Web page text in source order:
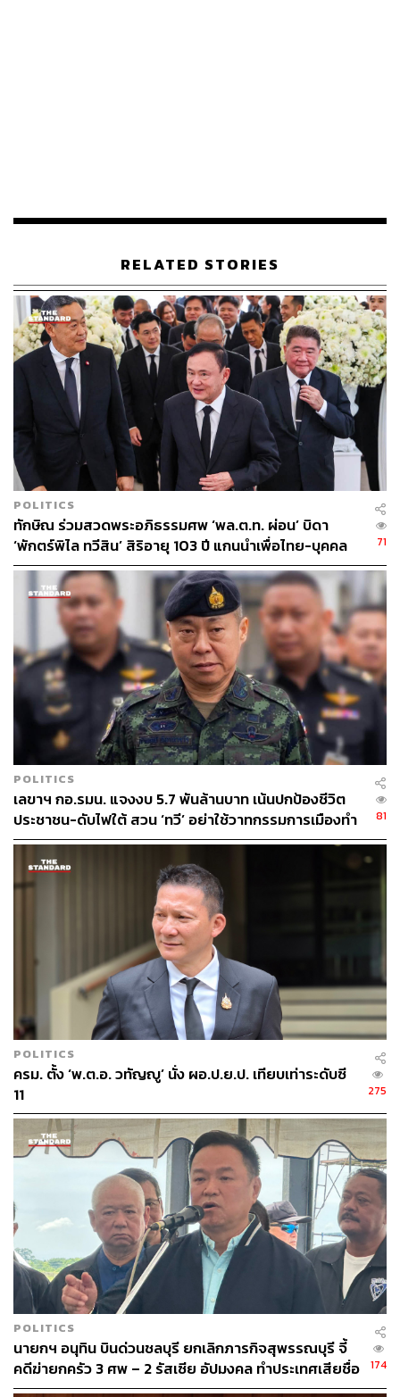
ใดๆ ที่จะสามารถสั่งการหรือมอบนโยบายให้กับภาครัฐได้
พ.ต.อ. ทวีกล่าวว่า แล้วแต่มุมมองและวิสัยทัศน์ที่จะรับฟังว่า
แก้ไขปัญหายาเสพติดอย่างไร ส่วนที่ไม่เชิญ แพทองธาร ชิน
วัตร นายกรัฐมนตรี มาแสดงวิสัยทัศน์เนื่องจากนายกรัฐมนตรี
ประชุมในเรื่องดังกล่าวอยู่แล้ว แต่ในฐานะที่คณะกรรมการ
เร่งรัดและติดตามแก้ไขปัญหา ก็จะฟังประสบการณ์และ
ทัศนคติ โดยเฉพาะเรื่องที่เกี่ยวข้องกับความร่วมมือของ
อาเซียนที่จะต้องอาศัยความร่วมมือระหว่างประเทศ
ส่วนการปราบปรามยาเสพติด จะไม่ซ้ำรอยฆ่าตัดตอนในอดีต
ใช่หรือไม่ พ.ต.อ. ทวีกล่าวว่า พลวัตเปลี่ยนแปลงไปเยอะ
รัฐบาลในระบอบประชาธิปไตยต้องรับใช้ประชาชน ทุกข์ของ
ประชาชนสูงสุด เพราะปัญหายาเสพติดเป็นปัญหามั่นคงที่ได้
รับผลกระทบกันถ้วนหน้า
พ.ต.อ. ทวียังกล่าวถึงกรณีฝ่ายค้านด้อยค่านายกรัฐมนตรี ที่ไม่
ได้ไปขึ้นเวทีกล่าววิสัยทัศน์นั้นว่า ส่วนตัวมองว่าไม่มีการด้อย
ค่า มีแต่ชื่นชม แต่ทุกคนก็ต้องทำตามนโยบายของนายกฯ ไม่
ได้ทำตามนโยบายใคร
TAGS: ทักษิณ ชินวัตร ยาเสพติด ทวี สอดส่อง
167
ABOUT THE AUTHOR
THE STANDARD TEAM
กองบรรณาธิการ THE STANDARD
RELATED STORIES
POLITICS
ทักษิณ ร่วมสวดพระอภิธรรมศพ ‘พล.ต.ท. ผ่อน’ บิดา
‘พักตร์พิไล ทวีสิน’ สิริอายุ 103 ปี แกนนำเพื่อไทย-บุคคล
หลากวงการร่วมอาลัย
71
POLITICS
เลขาฯ กอ.รมน. แจงงบ 5.7 พันล้านบาท เน้นปกป้องชีวิต
ประชาชน-ดับไฟใต้ สวน ‘ทวี’ อย่าใช้วาทกรรมการเมืองทำ
คนทำงานเสียกำลังใจ
81
POLITICS
ครม. ตั้ง ‘พ.ต.อ. วทัญญู’ นั่ง ผอ.ป.ย.ป. เทียบเท่าระดับซี
11
275
POLITICS
นายกฯ อนุทิน บินด่วนชลบุรี ยกเลิกภารกิจสุพรรณบุรี จี้
คดีฆ่ายกครัว 3 ศพ – 2 รัสเซีย อัปมงคล ทำประเทศเสียชื่อ
เสียง
174